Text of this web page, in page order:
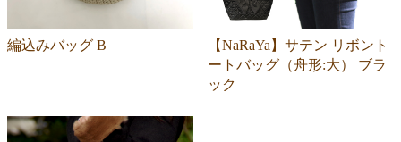
編込みバッグ B
【NaRaYa】サテン リボント
ートバッグ（舟形:大） ブラ
ック